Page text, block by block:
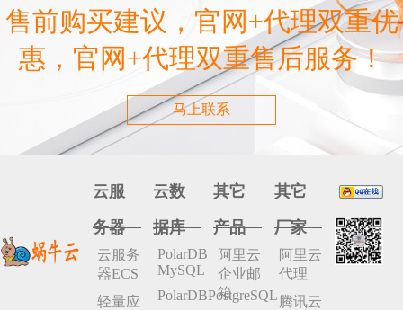
售前购买建议，官网+代理双重优
惠，官网+代理双重售后服务！
马上联系
云服
务器
云服务
器ECS
轻量应
云数
据库
PolarDB
MySQL
PolarDBPostgreSQL
其它
产品
阿里云
企业邮
箱
其它
厂家
阿里云
代理
腾讯云